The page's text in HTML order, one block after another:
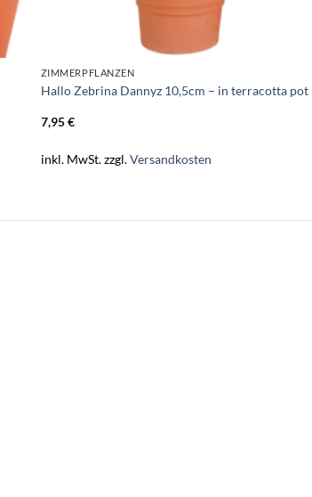
ZIMMERPFLANZEN
Hallo Zebrina Dannyz 10,5cm – in terracotta pot
7,95€
inkl. MwSt.zzgl.Versandkosten